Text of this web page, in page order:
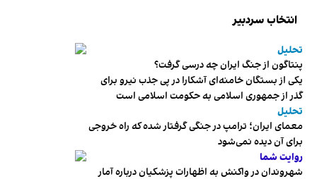
انتخاب سردبیر
تحلیل
پنتاگون از جنگ ایران چه درسی گرفت؟
یکی از بستگان خامنه‌ای آشکارا در پی جذب نیرو برای
گذر از جمهوری اسلامی به حکومت اسلامی است
تحلیل
معمای ایران؛ ترامپ در جنگی گرفتار شده که راه خروجی
برای آن دیده نمی‌شود
روایت شما
شهروندان در واکنش به اظهارات پزشکیان درباره آمار